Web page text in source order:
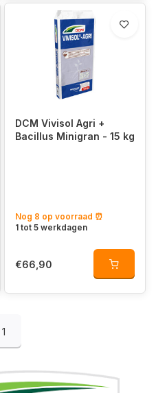
DCM Vivisol Agri +
Bacillus Minigran - 15 kg
Nog 8 op voorraad ⏰
1 tot 5 werkdagen
€66,90
1